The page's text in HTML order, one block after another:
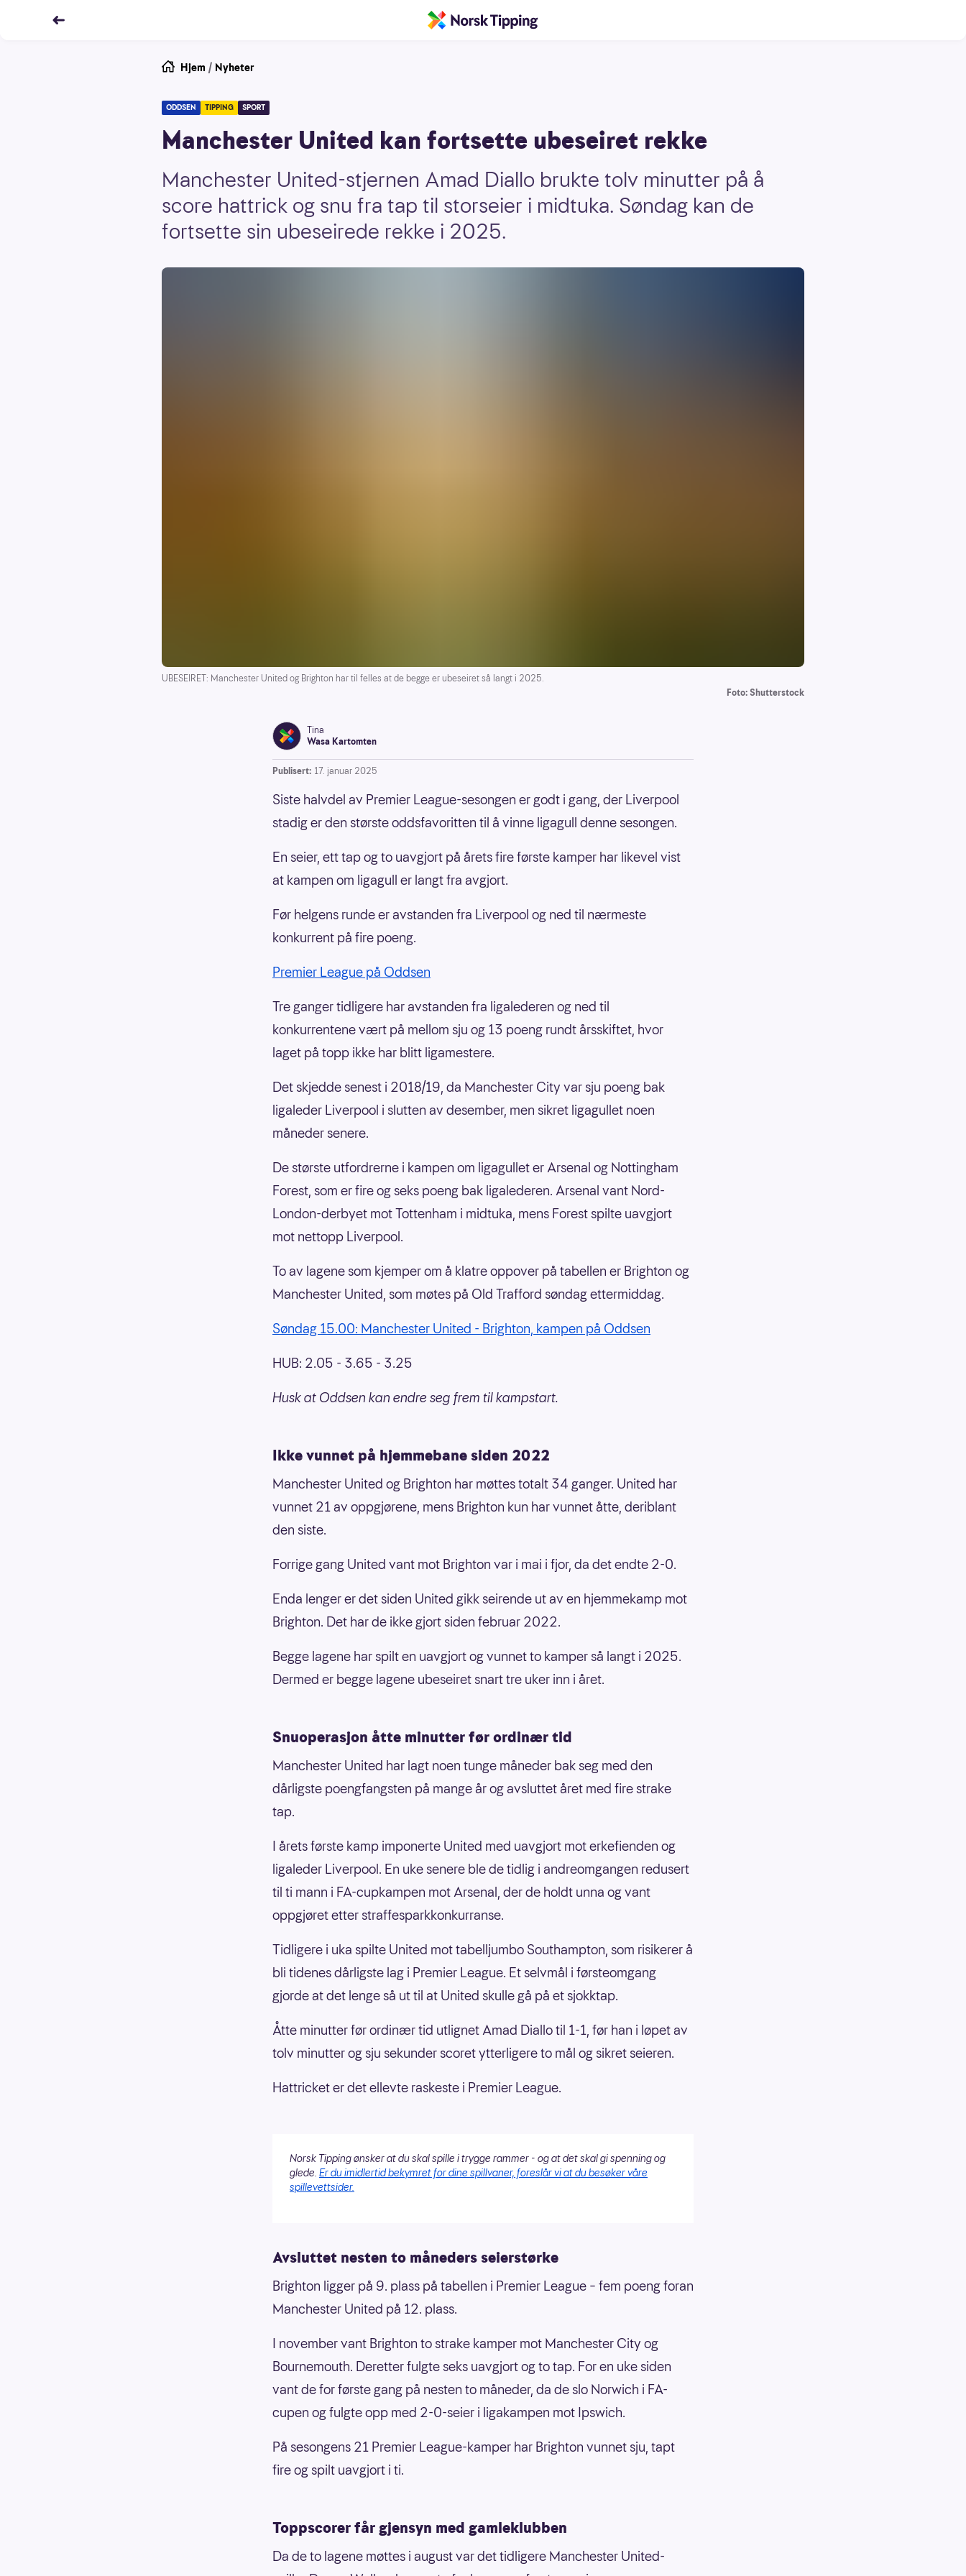
Hjem / Nyheter
ODDSEN TIPPING SPORT
Manchester United kan fortsette ubeseiret rekke
Manchester United-stjernen Amad Diallo brukte tolv minutter på å
score hattrick og snu fra tap til storseier i midtuka. Søndag kan de
fortsette sin ubeseirede rekke i 2025.
UBESEIRET: Manchester United og Brighton har til felles at de begge er ubeseiret så langt i 2025.
Foto: Shutterstock
Tina
Wasa Kartomten
Publisert: 17. januar 2025
Siste halvdel av Premier League-sesongen er godt i gang, der Liverpool
stadig er den største oddsfavoritten til å vinne ligagull denne sesongen.
En seier, ett tap og to uavgjort på årets fire første kamper har likevel vist
at kampen om ligagull er langt fra avgjort.
Før helgens runde er avstanden fra Liverpool og ned til nærmeste
konkurrent på fire poeng.
Premier League på Oddsen
Tre ganger tidligere har avstanden fra ligalederen og ned til
konkurrentene vært på mellom sju og 13 poeng rundt årsskiftet, hvor
laget på topp ikke har blitt ligamestere.
Det skjedde senest i 2018/19, da Manchester City var sju poeng bak
ligaleder Liverpool i slutten av desember, men sikret ligagullet noen
måneder senere.
De største utfordrerne i kampen om ligagullet er Arsenal og Nottingham
Forest, som er fire og seks poeng bak ligalederen. Arsenal vant Nord-
London-derbyet mot Tottenham i midtuka, mens Forest spilte uavgjort
mot nettopp Liverpool.
To av lagene som kjemper om å klatre oppover på tabellen er Brighton og
Manchester United, som møtes på Old Trafford søndag ettermiddag.
Søndag 15.00: Manchester United - Brighton, kampen på Oddsen
HUB: 2.05 - 3.65 - 3.25
Husk at Oddsen kan endre seg frem til kampstart.
Ikke vunnet på hjemmebane siden 2022
Manchester United og Brighton har møttes totalt 34 ganger. United har
vunnet 21 av oppgjørene, mens Brighton kun har vunnet åtte, deriblant
den siste.
Forrige gang United vant mot Brighton var i mai i fjor, da det endte 2-0.
Enda lenger er det siden United gikk seirende ut av en hjemmekamp mot
Brighton. Det har de ikke gjort siden februar 2022.
Begge lagene har spilt en uavgjort og vunnet to kamper så langt i 2025.
Dermed er begge lagene ubeseiret snart tre uker inn i året.
Snuoperasjon åtte minutter før ordinær tid
Manchester United har lagt noen tunge måneder bak seg med den
dårligste poengfangsten på mange år og avsluttet året med fire strake
tap.
I årets første kamp imponerte United med uavgjort mot erkefienden og
ligaleder Liverpool. En uke senere ble de tidlig i andreomgangen redusert
til ti mann i FA-cupkampen mot Arsenal, der de holdt unna og vant
oppgjøret etter straffesparkkonkurranse.
Tidligere i uka spilte United mot tabelljumbo Southampton, som risikerer å
bli tidenes dårligste lag i Premier League. Et selvmål i førsteomgang
gjorde at det lenge så ut til at United skulle gå på et sjokktap.
Åtte minutter før ordinær tid utlignet Amad Diallo til 1-1, før han i løpet av
tolv minutter og sju sekunder scoret ytterligere to mål og sikret seieren.
Hattricket er det ellevte raskeste i Premier League.
Norsk Tipping ønsker at du skal spille i trygge rammer - og at det skal gi spenning og
glede. Er du imidlertid bekymret for dine spillvaner, foreslår vi at du besøker våre
spillevettsider.
Avsluttet nesten to måneders seierstørke
Brighton ligger på 9. plass på tabellen i Premier League – fem poeng foran
Manchester United på 12. plass.
I november vant Brighton to strake kamper mot Manchester City og
Bournemouth. Deretter fulgte seks uavgjort og to tap. For en uke siden
vant de for første gang på nesten to måneder, da de slo Norwich i FA-
cupen og fulgte opp med 2-0-seier i ligakampen mot Ipswich.
På sesongens 21 Premier League-kamper har Brighton vunnet sju, tapt
fire og spilt uavgjort i ti.
Toppscorer får gjensyn med gamleklubben
Da de to lagene møttes i august var det tidligere Manchester United-